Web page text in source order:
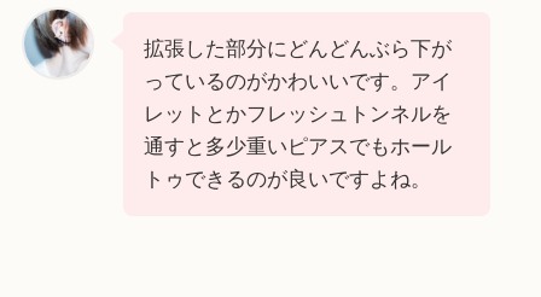
拡張した部分にどんどんぶら下が
っているのがかわいいです。アイ
レットとかフレッシュトンネルを
通すと多少重いピアスでもホール
トゥできるのが良いですよね。